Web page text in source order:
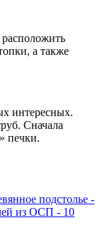
а также
интересных.
Сначала
печки.
подстолье -
из ОСП - 10